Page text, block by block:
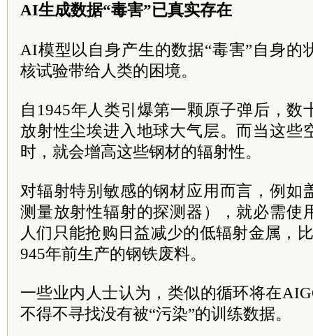
AI生成数据“毒害”已真实存在
AI模型以自身产生的数据“毒害”自身的
核试验带给人类的困境。
自1945年人类引爆第一颗原子弹后，数
放射性尘埃进入地球大气层。而当这些
时，就会增高这些钢材的辐射性。
对辐射特别敏感的钢材应用而言，例如
测量放射性辐射的探测器），就必需使
人们只能抢购日益减少的低辐射金属，
945年前生产的钢铁废料。
一些业内人士认为，类似的循环将在
不得不寻找没有被“污染”的训练数据。